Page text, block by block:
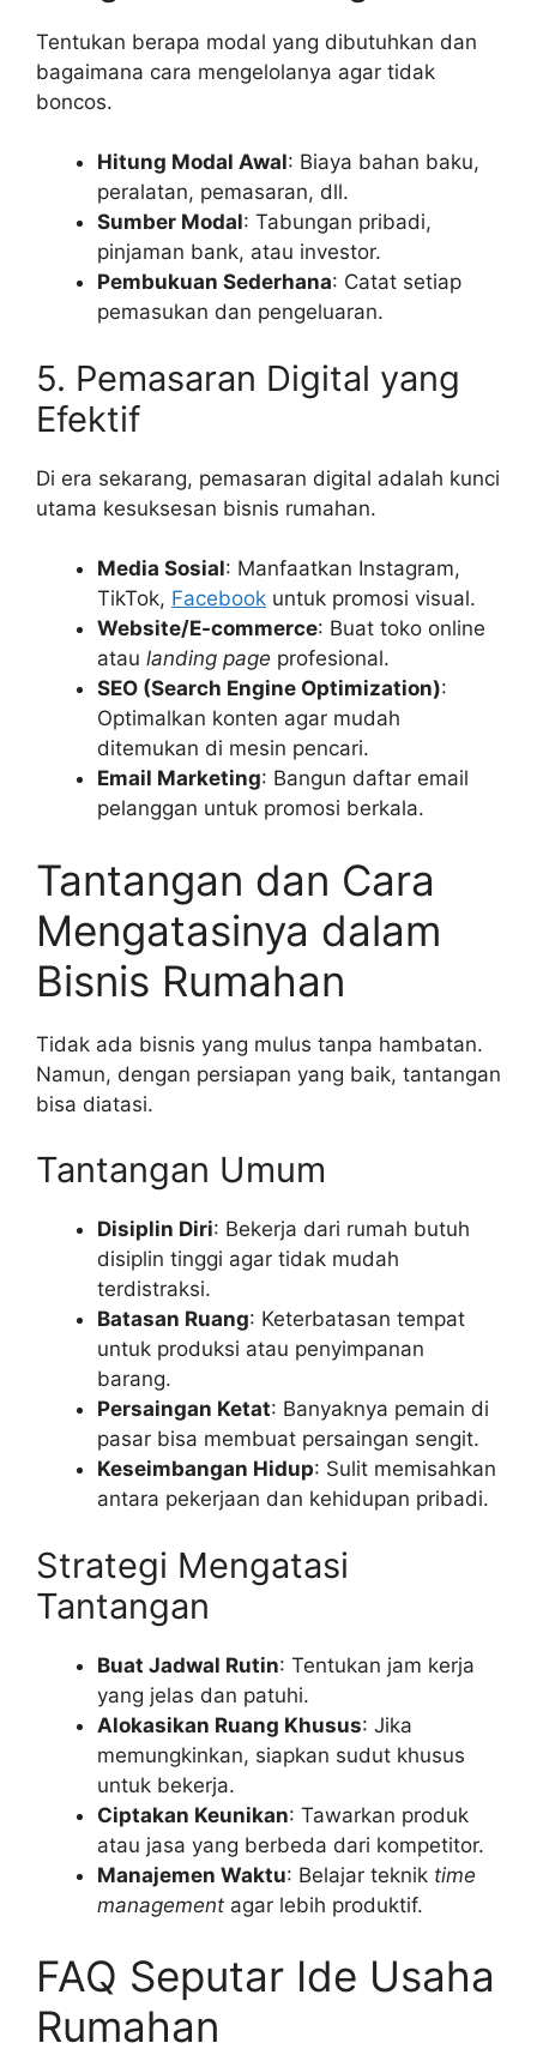
Tentukan berapa modal yang dibutuhkan dan
bagaimana cara mengelolanya agar tidak
boncos.
Hitung Modal Awal: Biaya bahan baku,
peralatan, pemasaran, dll.
Sumber Modal: Tabungan pribadi,
pinjaman bank, atau investor.
Pembukuan Sederhana: Catat setiap
pemasukan dan pengeluaran.
5. Pemasaran Digital yang
Efektif
Di era sekarang, pemasaran digital adalah kunci
utama kesuksesan bisnis rumahan.
Media Sosial: Manfaatkan Instagram,
TikTok, Facebook untuk promosi visual.
Website/E-commerce: Buat toko online
atau landing page profesional.
SEO (Search Engine Optimization):
Optimalkan konten agar mudah
ditemukan di mesin pencari.
Email Marketing: Bangun daftar email
pelanggan untuk promosi berkala.
Tantangan dan Cara
Mengatasinya dalam
Bisnis Rumahan
Tidak ada bisnis yang mulus tanpa hambatan.
Namun, dengan persiapan yang baik, tantangan
bisa diatasi.
Tantangan Umum
Disiplin Diri: Bekerja dari rumah butuh
disiplin tinggi agar tidak mudah
terdistraksi.
Batasan Ruang: Keterbatasan tempat
untuk produksi atau penyimpanan
barang.
Persaingan Ketat: Banyaknya pemain di
pasar bisa membuat persaingan sengit.
Keseimbangan Hidup: Sulit memisahkan
antara pekerjaan dan kehidupan pribadi.
Strategi Mengatasi
Tantangan
Buat Jadwal Rutin: Tentukan jam kerja
yang jelas dan patuhi.
Alokasikan Ruang Khusus: Jika
memungkinkan, siapkan sudut khusus
untuk bekerja.
Ciptakan Keunikan: Tawarkan produk
atau jasa yang berbeda dari kompetitor.
Manajemen Waktu: Belajar teknik time
management agar lebih produktif.
FAQ Seputar Ide Usaha
Rumahan